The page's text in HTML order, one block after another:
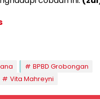
BPBD Grobongan
Vita Mahreyni